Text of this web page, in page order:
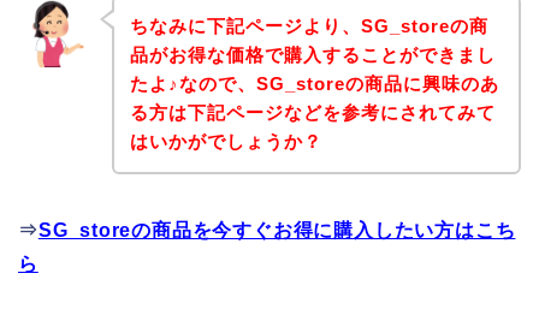
ちなみに下記ページより、SG_storeの商
品がお得な価格で購入することができまし
たよ♪なので、SG_storeの商品に興味のあ
る方は下記ページなどを参考にされてみて
はいかがでしょうか？
⇒SG_storeの商品を今すぐお得に購入したい方はこち
ら